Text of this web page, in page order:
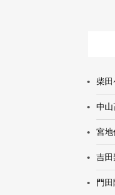
柴田
中山
宮地
吉田
門